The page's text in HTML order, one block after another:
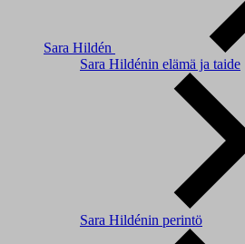
Sara Hildén
Sara Hildénin elämä ja taide
Sara Hildénin perintö